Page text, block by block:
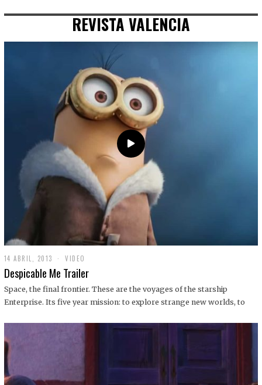
REVISTA VALENCIA
14 ABRIL, 2013
9
D
C
I
1
VIDEO
Despicable Me Trailer
Space, the final frontier. These are the voyages of the starship
Enterprise. Its five year mission: to explore strange new worlds, to